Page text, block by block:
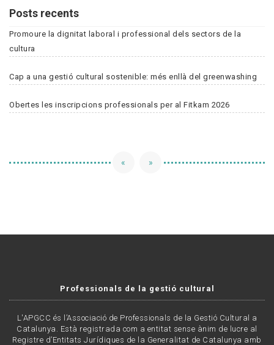
Posts recents
Promoure la dignitat laboral i professional dels sectors de la
cultura
Cap a una gestió cultural sostenible: més enllà del greenwashing
Obertes les inscripcions professionals per al Fitkam 2026
« »
Professionals de la gestió cultural
L'APGCC és l’Associació de Professionals de la Gestió Cultural a
Catalunya. Està registrada com a entitat sense ànim de lucre al
Registre d’Entitats Jurídiques de la Generalitat de Catalunya amb